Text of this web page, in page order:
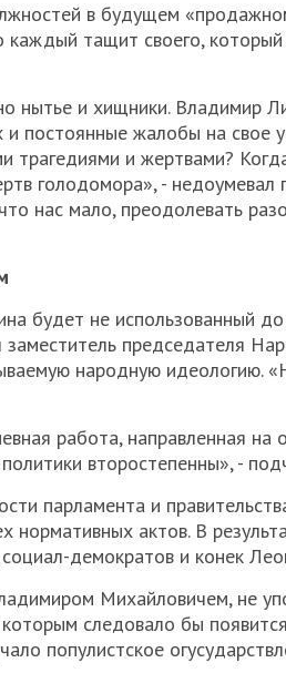
в будущем
тащит своего, который
нытье и хищники. Владимир
постоянные жалобы на свое
трагедиями и жертвами?
голодомора», -
нас мало, преодолевать
будет не использованный
председателя
народную идеологию.
работа, направленная на
второстепенны», -
парламента и
актов. В
демократов и конек
Михайловичем, не
следовало бы
популистское